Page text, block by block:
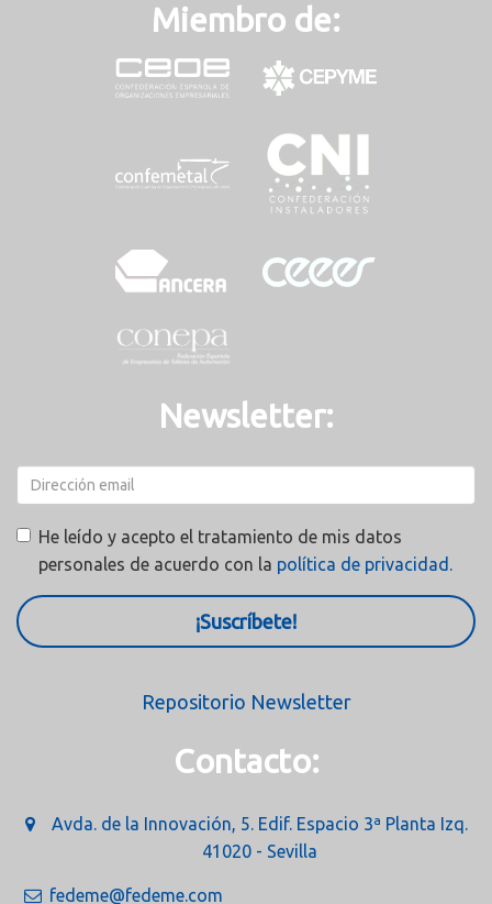
Miembro de:
Newsletter:
He leído y acepto el tratamiento de mis datos
personales de acuerdo con la política de privacidad.
¡Suscríbete!
Repositorio Newsletter
Contacto:
Avda. de la Innovación, 5. Edif. Espacio 3ª Planta Izq.
41020 - Sevilla
fedeme@fedeme.com